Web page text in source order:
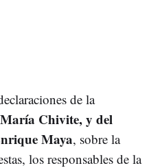
de la
María Chivite, y del
Maya, sobre la
los responsables de la